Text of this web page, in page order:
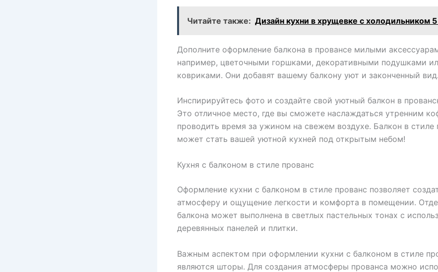
Читайте также: Дизайн кухни в хрущевке с холодильником
Дополните оформление балкона в провансе милыми
например, цветочными горшками, декоративными подушками
ковриками. Они добавят вашему балкону уют и законченный вид.
Инспирируйтесь фото и создайте свой уютный балкон в
Это отличное место, где вы сможете наслаждаться утренним
проводить время за ужином на свежем воздухе. Балкон в стиле
может стать вашей уютной кухней под открытым небом!
Кухня с балконом в стиле прованс
Оформление кухни с балконом в стиле прованс позволяет
атмосферу и ощущение легкости и комфорта в помещении.
балкона может выполнена в светлых пастельных тонах с
деревянных панелей и плитки.
Важным аспектом при оформлении кухни с балконом в стиле
являются шторы. Для создания атмосферы прованса можно